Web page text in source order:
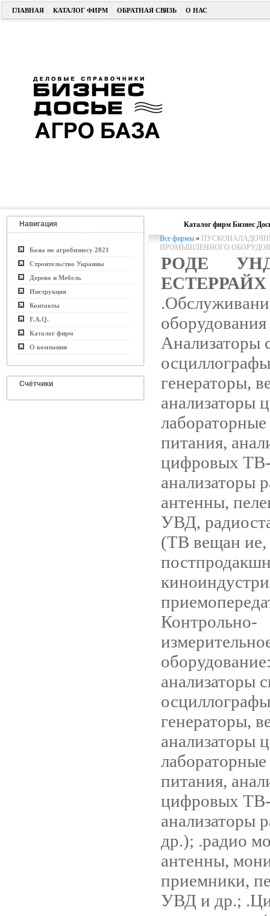
ГЛАВНАЯ КАТАЛОГ ФИРМ ОБРАТНАЯ СВЯЗЬ О НАС
Навигация
Базы по агробизнесу 2021
Строительство Украины
Дерево и Мебель
Инструкция
Контакты
F.A.Q.
Каталог фирм
О компании
Счётчики
Каталог фирм Бизнес
Все фирмы »
ПРОМЫШЛЕННОГО
РОДЕ
ЕСТЕРРАЙХ
оборудования
Анализаторы
генераторы,
анализаторы
питания,
цифровых ТВ-
анализаторы
антенны,
УВД,
(ТВ вещан ие,
Контрольно-
анализаторы
генераторы,
анализаторы
питания,
цифровых ТВ-
анализаторы
др.); .радио
антенны,
приемники,
УВД и др.;